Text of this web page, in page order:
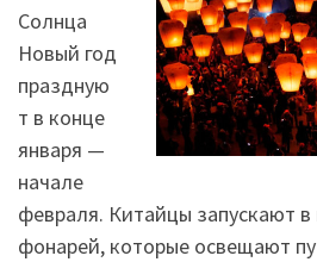
Солнца
Новый год
праздную
т в конце
января —
начале
февраля. Китайцы запускают
фонарей, которые освещают